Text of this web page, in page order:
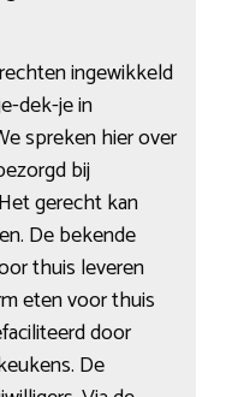
ingewikkeld
dek-je in
spreken hier over
bij
gerecht kan
De bekende
thuis leveren
eten voor thuis
door
De